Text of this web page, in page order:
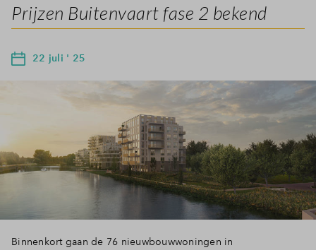
Prijzen Buitenvaart fase 2 bekend
22 juli ' 25
Binnenkort gaan de 76 nieuwbouwwoningen in